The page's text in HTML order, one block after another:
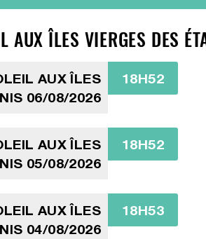
AUX ÎLES VIERGES DES
AUX ÎLES
06/08/2026
18H52
AUX ÎLES
05/08/2026
18H52
AUX ÎLES
04/08/2026
18H53